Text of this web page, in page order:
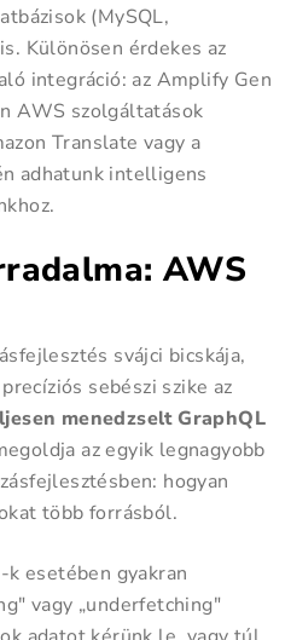
(MySQL,
Különösen érdekes az
integráció: az Amplify Gen
AWS szolgáltatások
Translate vagy a
adhatunk intelligens
AWS
svájci bicskája,
sebészi szike az
menedzselt GraphQL
az egyik legnagyobb
hogyan
több forrásból.
k esetében gyakran
vagy „underfetching"